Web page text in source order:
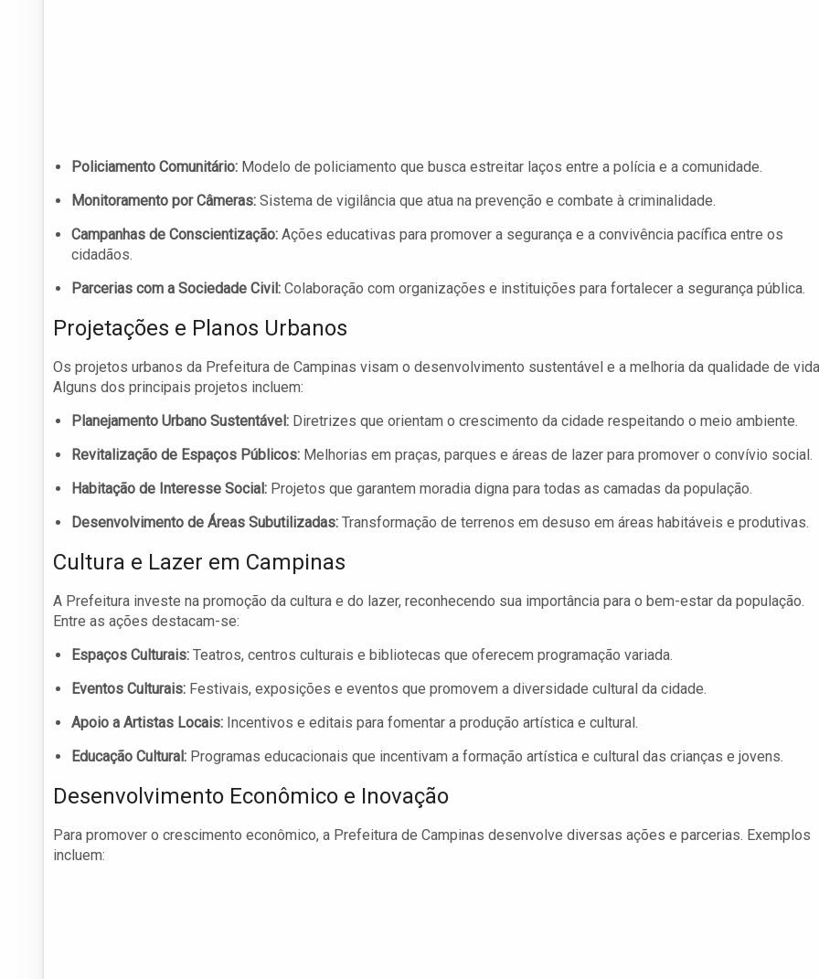
Policiamento Comunitário: Modelo de policiamento que busca estreitar laços entre a polícia e a comunidade.
Monitoramento por Câmeras: Sistema de vigilância que atua na prevenção e combate à criminalidade.
Campanhas de Conscientização: Ações educativas para promover a segurança e a convivência pacífica entre os
cidadãos.
Parcerias com a Sociedade Civil: Colaboração com organizações e instituições para fortalecer a segurança pública.
Projetações e Planos Urbanos
Os projetos urbanos da Prefeitura de Campinas visam o desenvolvimento sustentável e a melhoria da qualidade de
Alguns dos principais projetos incluem:
Planejamento Urbano Sustentável: Diretrizes que orientam o crescimento da cidade respeitando o meio ambiente.
Revitalização de Espaços Públicos: Melhorias em praças, parques e áreas de lazer para promover o convívio social.
Habitação de Interesse Social: Projetos que garantem moradia digna para todas as camadas da população.
Desenvolvimento de Áreas Subutilizadas: Transformação de terrenos em desuso em áreas habitáveis e produtivas.
Cultura e Lazer em Campinas
A Prefeitura investe na promoção da cultura e do lazer, reconhecendo sua importância para o bem-estar da população.
Entre as ações destacam-se:
Espaços Culturais: Teatros, centros culturais e bibliotecas que oferecem programação variada.
Eventos Culturais: Festivais, exposições e eventos que promovem a diversidade cultural da cidade.
Apoio a Artistas Locais: Incentivos e editais para fomentar a produção artística e cultural.
Educação Cultural: Programas educacionais que incentivam a formação artística e cultural das crianças e jovens.
Desenvolvimento Econômico e Inovação
Para promover o crescimento econômico, a Prefeitura de Campinas desenvolve diversas ações e parcerias. Exemplos
incluem: